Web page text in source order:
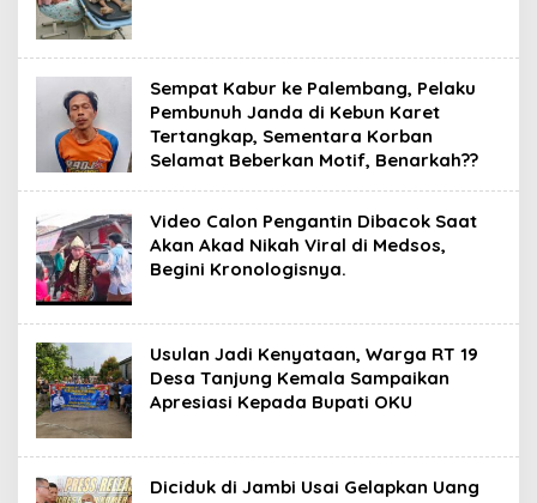
Sempat Kabur ke Palembang, Pelaku
Pembunuh Janda di Kebun Karet
Tertangkap, Sementara Korban
Selamat Beberkan Motif, Benarkah??
Video Calon Pengantin Dibacok Saat
Akan Akad Nikah Viral di Medsos,
Begini Kronologisnya.
Usulan Jadi Kenyataan, Warga RT 19
Desa Tanjung Kemala Sampaikan
Apresiasi Kepada Bupati OKU
Diciduk di Jambi Usai Gelapkan Uang